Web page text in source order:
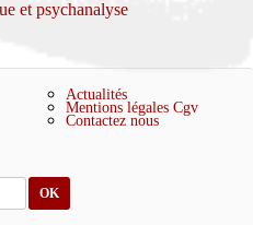
et psychanalyse
Actualités
Mentions légales Cgv
Contactez nous
OK